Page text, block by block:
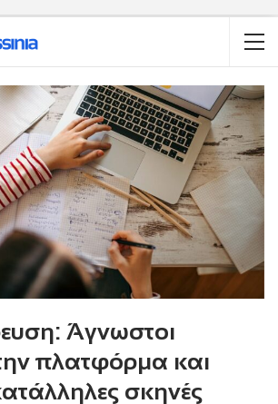
Άγνωστοι
πλατφόρμα και
σκηνές